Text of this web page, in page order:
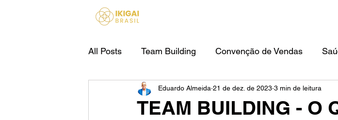
All Posts Team Building Convenção de Vendas
IA Para Empresas
TEAM BUILDING - O
Eduardo Almeida 21 de dez. de 2023 3 min de leitura